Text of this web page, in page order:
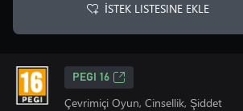
İSTEK LISTESINE EKLE
PEGI 16
Çevrimiçi Oyun, Cinsellik, Şiddet